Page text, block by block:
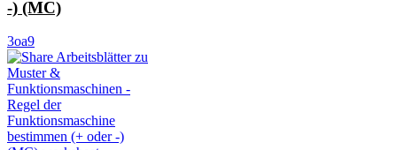
-) (MC)
3oa9